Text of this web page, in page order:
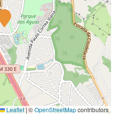
Leaflet | ©OpenStreetMapcontributors